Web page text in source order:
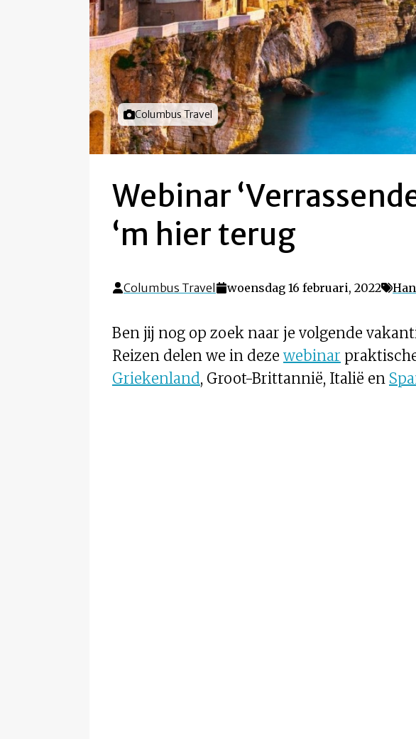
Foto door
Columbus Travel
Webinar
‘m hier terug
Columbus Travel woensdag 16 februari, 2022
Ben jij nog op zoek naar je volgende
Reizen delen we in deze webinar
Griekenland , Groot-Brittannië, Italië en